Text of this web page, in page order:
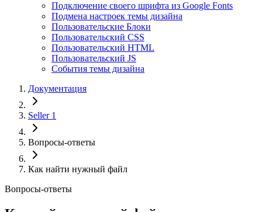
Подключение своего шрифта из Google Fonts
Подмена настроек темы дизайна
Пользовательские Блоки
Пользовательский CSS
Пользовательский HTML
Пользовательский JS
События темы дизайна
Документация
Seller 1
Вопросы-ответы
Как найти нужный файл
Вопросы-ответы